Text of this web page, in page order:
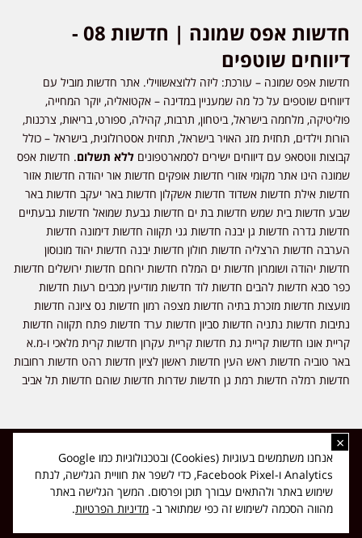
חדשות אפס שמונה | חדשות 08 -
דיווחים שוטפים
חדשות אפס שמונה – עורכת: ליזה ללוצאשווילי. אתר חדשות מוביל עם
דיווחים שוטפים על כל מה שמעניין במדינה – אקטואליה, יוקר המחייה,
פוליטיקה, מלחמה בישראל, ביטחון, תרבות, קהילה, ספורט, בריאות, צרכנות,
הורות וילדים, תחזית מזג האויר בישראל, תחזית אסטרולוגית, בישראל – כולל
קבוצות ווטסאפ עם דיווחים ישירים לסמארטפונים ללא תשלום. חדשות אפס
שמונה הינו אתר מקומי אזורי חדשות אופקים חדשות אור יהודה חדשות אזור
חדשות אילת חדשות אשדוד חדשות אשקלון חדשות באר יעקב חדשות באר
שבע חדשות בית שמש חדשות בת ים חדשות גבעת שמואל חדשות גבעתיים
חדשות גדרה חדשות גן יבנה חדשות גני תקווה חדשות דימונה חדשות
הערבה חדשות הרצליה חדשות חולון חדשות יבנה חדשות יהוד מונוסון
חדשות יהודה ושומרון חדשות ים המלח חדשות ירוחם חדשות ירושלים חדשות
כפר סבא חדשות להבים חדשות לוד חדשות מודיעין מכבים רעות חדשות
מועצות חדשות מזכרת בתיה חדשות מצפה רמון חדשות נס ציונה חדשות
נתיבות חדשות נתניה חדשות סביון חדשות ערד חדשות פתח תקווה חדשות
קריית אונו חדשות קריית גת חדשות קריית עקרון חדשות קרית מלאכי ו-מ.א
באר טוביה חדשות ראש העין חדשות ראשון לציון חדשות רהט חדשות רחובות
חדשות רמלה חדשות רמת גן חדשות שדרות חדשות שוהם חדשות תל אביב
כל הזכויות שמורות ל-ליזה ללוצאשווילי - חדשות אפס שמונה - דיווחים בזמן
אמת, נוסד בשנת 2019 | טל' לפרסומים 054-9759222 מייל מערכת
news08.net@gmail.com
Made with ❤ byDIGITA
×
אנחנו משתמשים בעוגיות (Cookies) ובטכנולוגיות כמו Google
Analytics ו-Facebook Pixel, כדי לשפר את חוויית הגלישה, לנתח
שימוש באתר ולהתאים עבורך תוכן ופרסום. המשך הגלישה באתר
מהווה הסכמה לשימוש זה כפי שמתואר ב- מדיניות הפרטיות.